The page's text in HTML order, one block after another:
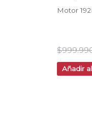
Motor
$
Añadir